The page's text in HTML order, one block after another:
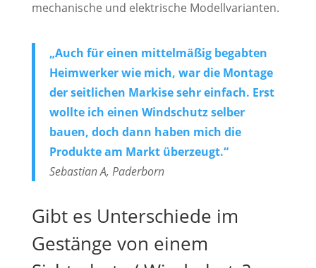
mechanische und elektrische Modellvarianten.
„Auch für einen mittelmäßig begabten
Heimwerker wie mich, war die Montage
der seitlichen Markise sehr einfach. Erst
wollte ich einen Windschutz selber
bauen, doch dann haben mich die
Produkte am Markt überzeugt.“
Sebastian A, Paderborn
Gibt es Unterschiede im
Gestänge von einem